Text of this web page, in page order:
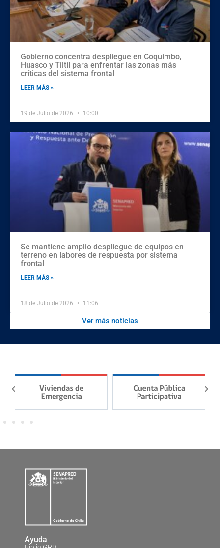
Gobierno concentra despliegue en Coquimbo,
Huasco y Tiltil para enfrentar las zonas más
críticas del sistema frontal
LEER MÁS »
19 de Julio de 2026 10:00
Se mantiene amplio despliegue de equipos en
terreno en labores de respuesta por sistema
frontal
LEER MÁS »
18 de Julio de 2026 11:06
Ver más noticias
Ayuda